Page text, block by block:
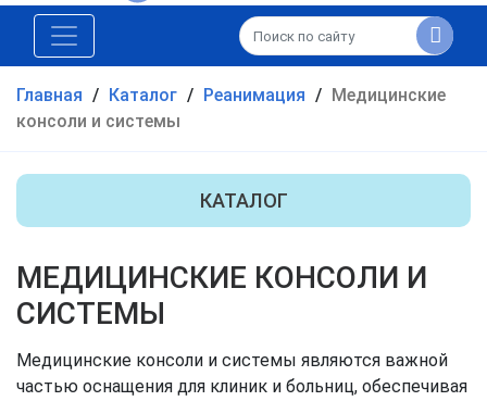
Главная / Каталог / Реанимация / Медицинские
консоли и системы
КАТАЛОГ
МЕДИЦИНСКИЕ КОНСОЛИ И
СИСТЕМЫ
Медицинские консоли и системы являются важной
частью оснащения для клиник и больниц, обеспечивая